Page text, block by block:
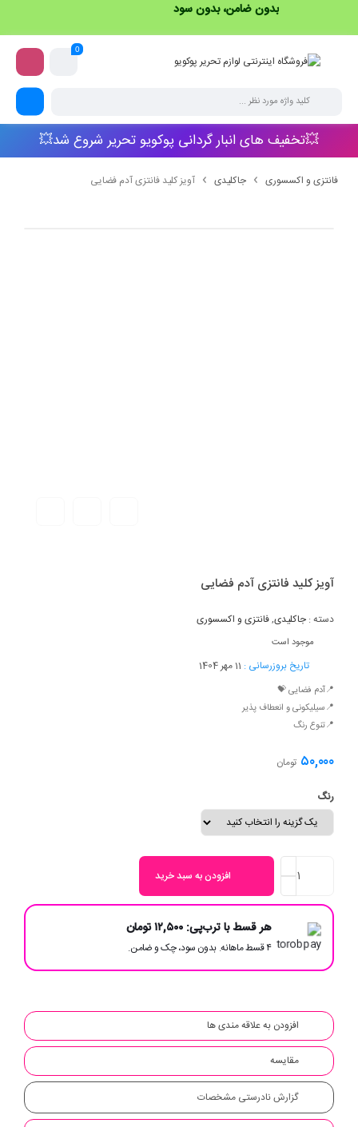
بدون ضامن، بدون سود
0
💥تخفیف های انبار گردانی پوکویو تحریر شروع شد💥
فانتزی و اکسسوری جاکلیدی آویز کلید فانتزی آدم فضایی
آویز کلید فانتزی آدم فضایی
دسته : جاکلیدی,فانتزی و اکسسوری
موجود است
تاریخ بروزرسانی : 11 مهر 1404
📍آدم فضایی 💝
📍سیلیکونی و انعطاف پذیر
📍تنوع رنگ
۵۰,۰۰۰ تومان
رنگ
افزودن به سبد خرید
هر قسط با ترب‌پی: ۱۲,۵۰۰تومان
۴ قسط ماهانه. بدون سود، چک و ضامن.
افزودن به علاقه مندی ها
مقایسه
گزارش نادرستی مشخصات